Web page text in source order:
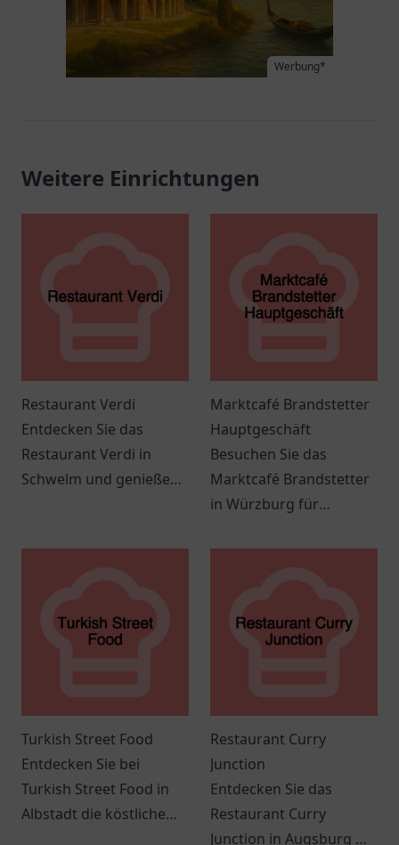
Werbung*
Weitere Einrichtungen
Restaurant Verdi
Entdecken Sie das
Restaurant Verdi in
Schwelm und genießen
italienischen Küche in
Marktcafé Brandstetter
Hauptgeschäft
Besuchen Sie das
Marktcafé Brandstetter
in Würzburg für
köstliche Kaffee-
Turkish Street Food
Entdecken Sie bei
Turkish Street Food in
Albstadt die köstliche
Restaurant Curry
Junction
Entdecken Sie das
Restaurant Curry
Junction in Augsburg mit